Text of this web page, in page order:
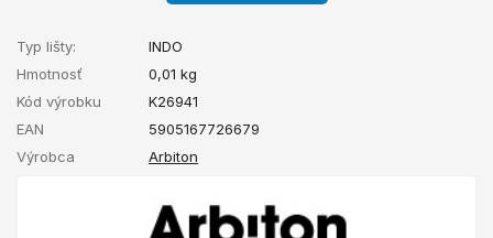
Typ lišty:
INDO
Hmotnosť
0,01 kg
Kód výrobku
K26941
EAN
5905167726679
Výrobca
Arbiton